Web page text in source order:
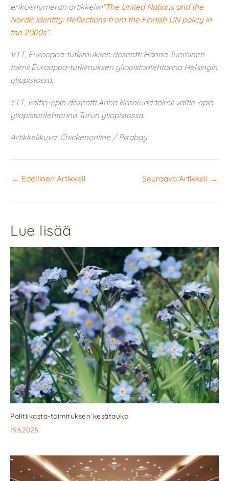
erikoisnumeron artikkeliin“The United Nations and the
Nordic identity: Reflections from the Finnish UN policy in
the 2000s”.
VTT, Eurooppa-tutkimuksen dosentti Hanna Tuominen
toimii Eurooppa-tutkimuksen yliopistonlehtorina Helsingin
yliopistossa.
YTT, valtio-opin dosentti Anna Kronlund toimii valtio-opin
yliopistonlehtorina Turun yliopistossa.
Artikkelikuva: Chickenonline / Pixabay
← Edellinen Artikkeli Seuraava Artikkeli →
Lue lisää
Politiikasta-toimituksen kesätauko
19.6.2026